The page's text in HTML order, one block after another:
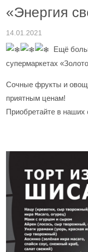
«Энергия
14.01.2021
Ещё
супермаркетах
Сочные фрукты и
приятным ценам!
Приобретайте в наших